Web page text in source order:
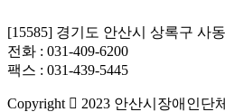
[15585] 경기도 안산시 상록구 사
전화 : 031-409-6200
팩스 : 031-439-5445
Copyright
2023 안산시장애인단